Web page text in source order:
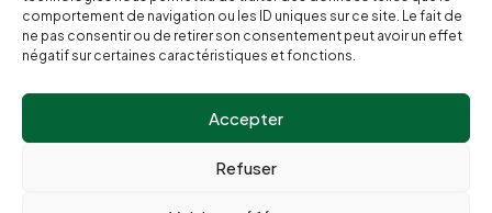
comportement de navigation ou les ID uniques sur ce site. Le fait de
ne pas consentir ou de retirer son consentement peut avoir un effet
négatif sur certaines caractéristiques et fonctions.
Accepter
Refuser